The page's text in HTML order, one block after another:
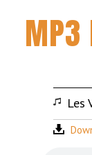
MP3
Les